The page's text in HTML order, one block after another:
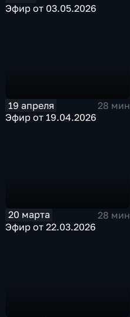
Эфир от 03.05.2026
19 апреля
28 мин
Эфир от 19.04.2026
20 марта
28 мин
Эфир от 22.03.2026